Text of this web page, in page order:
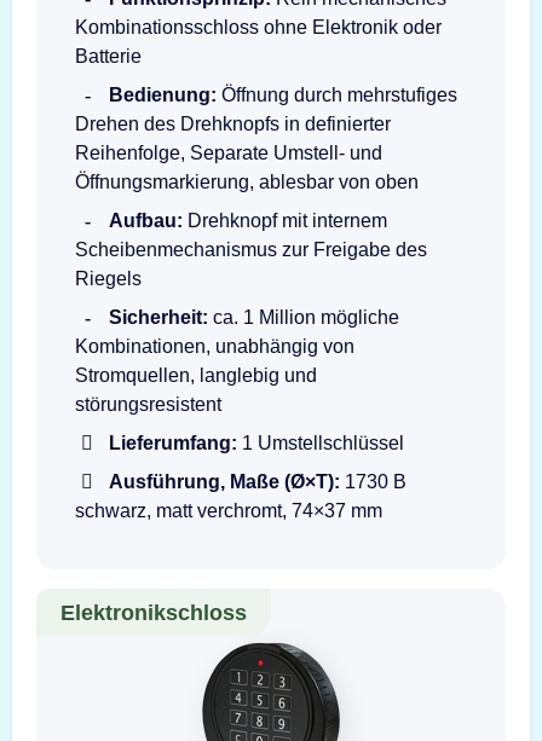
Kombinationsschloss ohne Elektronik oder
Batterie
Bedienung: Öffnung durch mehrstufiges
Drehen des Drehknopfs in definierter
Reihenfolge, Separate Umstell- und
Öffnungsmarkierung, ablesbar von oben
Aufbau: Drehknopf mit internem
Scheibenmechanismus zur Freigabe des
Riegels
Sicherheit: ca. 1 Million mögliche
Kombinationen, unabhängig von
Stromquellen, langlebig und
störungsresistent
Lieferumfang: 1 Umstellschlüssel
Ausführung, Maße (Ø×T): 1730 B
schwarz, matt verchromt, 74×37 mm
Elektronikschloss